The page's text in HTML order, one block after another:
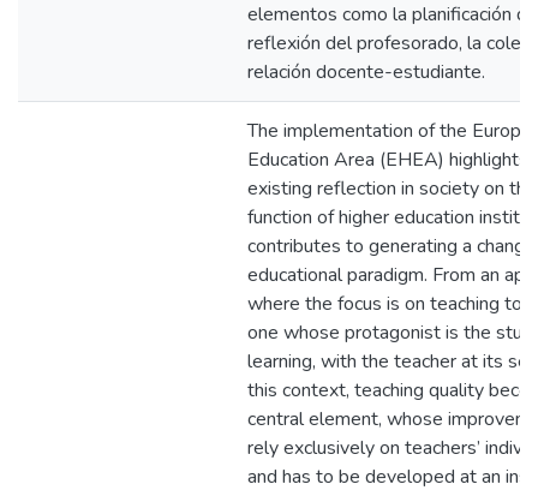
elementos como la planificación
reflexión del profesorado, la
relación docente-estudiante.
The implementation of the
Education Area (EHEA) highlights
existing reflection in society on
function of higher education
contributes to generating a
educational paradigm. From an
where the focus is on teaching to
one whose protagonist is the
learning, with the teacher at its
this context, teaching quality
central element, whose
rely exclusively on teachers’
and has to be developed at an